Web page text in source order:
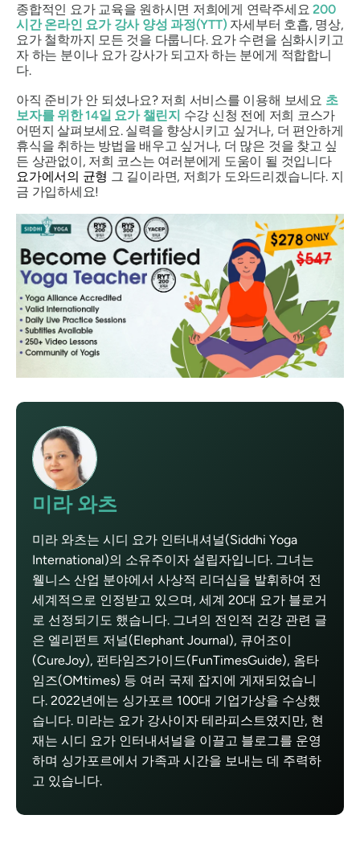
종합적인 요가 교육을 원하시면 저희에게 연락주세요200
시간 온라인 요가 강사 양성 과정(YTT) 자세부터 호흡, 명상,
요가 철학까지 모든 것을 다룹니다. 요가 수련을 심화시키고
자 하는 분이나 요가 강사가 되고자 하는 분에게 적합합니
다.
아직 준비가 안 되셨나요? 저희 서비스를 이용해 보세요 초
보자를 위한 14일 요가 챌린지 수강 신청 전에 저희 코스가
어떤지 살펴보세요. 실력을 향상시키고 싶거나, 더 편안하게
휴식을 취하는 방법을 배우고 싶거나, 더 많은 것을 찾고 싶
든 상관없이, 저희 코스는 여러분에게 도움이 될 것입니다
요가에서의 균형 그 길이라면, 저희가 도와드리겠습니다. 지
금 가입하세요!
미라 와츠
미라 와츠는 시디 요가 인터내셔널(Siddhi Yoga
International)의 소유주이자 설립자입니다. 그녀는
웰니스 산업 분야에서 사상적 리더십을 발휘하여 전
세계적으로 인정받고 있으며, 세계 20대 요가 블로거
로 선정되기도 했습니다. 그녀의 전인적 건강 관련 글
은 엘리펀트 저널(Elephant Journal), 큐어조이
(CureJoy), 펀타임즈가이드(FunTimesGuide), 옴타
임즈(OMtimes) 등 여러 국제 잡지에 게재되었습니
다. 2022년에는 싱가포르 100대 기업가상을 수상했
습니다. 미라는 요가 강사이자 테라피스트였지만, 현
재는 시디 요가 인터내셔널을 이끌고 블로그를 운영
하며 싱가포르에서 가족과 시간을 보내는 데 주력하
고 있습니다.